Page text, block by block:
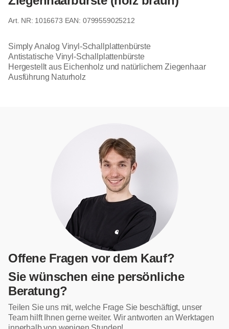
1016673 EAN: 0799559025212
Simply Analog Vinyl-Schallplattenbürste
Antistatische Vinyl-Schallplattenbürste
Hergestellt aus Eichenholz und natürlichem Ziegenhaar
Ausführung Naturholz
Offene Fragen vor dem Kauf?
Sie wünschen eine persönliche
Beratung?
Teilen Sie uns mit, welche Frage Sie beschäftigt, unser
Team hilft Ihnen gerne weiter. Wir antworten an Werktagen